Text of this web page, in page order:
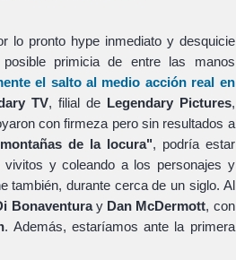
lo pronto hype inmediato y desquicie
primicia de entre las manos
el salto al medio acción real en
TV, filial de Legendary Pictures,
con firmeza pero sin resultados a
de la locura", podría estar
vivitos y coleando a los personajes y
también, durante cerca de un siglo. Al
Bonaventuray Dan McDermott, con
. Además, estaríamos ante la primera